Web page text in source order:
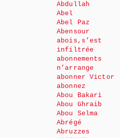
Abdullah
Abel
Abel Paz
Abensour
abois,s’est
infiltrée
abonnements
n’arrange
abonner Victor
abonnez
Abou Bakari
Abou Ghraib
Abou Selma
Abrégé
Abruzzes